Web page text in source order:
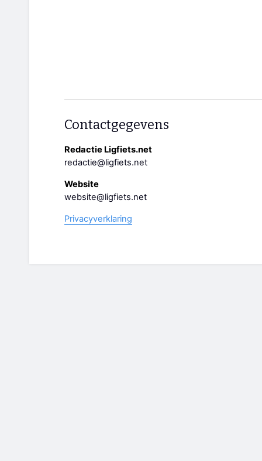
Contactgegevens
Redactie Ligfiets.net
redactie@ligfiets.net
Website
website@ligfiets.net
Privacyverklaring